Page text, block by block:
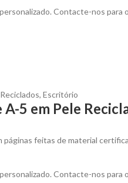
Contacte-nos
, Escritório
5 em Pele
páginas feitas de material
Contacte-nos